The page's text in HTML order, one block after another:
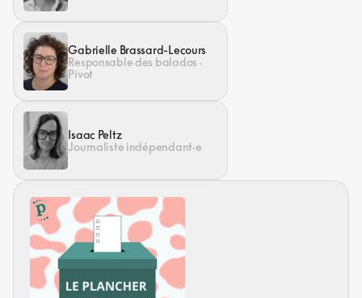
Gabrielle Brassard-Lecours
Responsable des balados ·
Pivot
Isaac Peltz
Journaliste indépendant·e